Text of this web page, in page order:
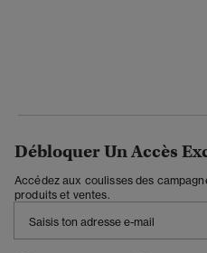
Débloquer Un Accès
Accédez aux coulisses des
produits et ventes.